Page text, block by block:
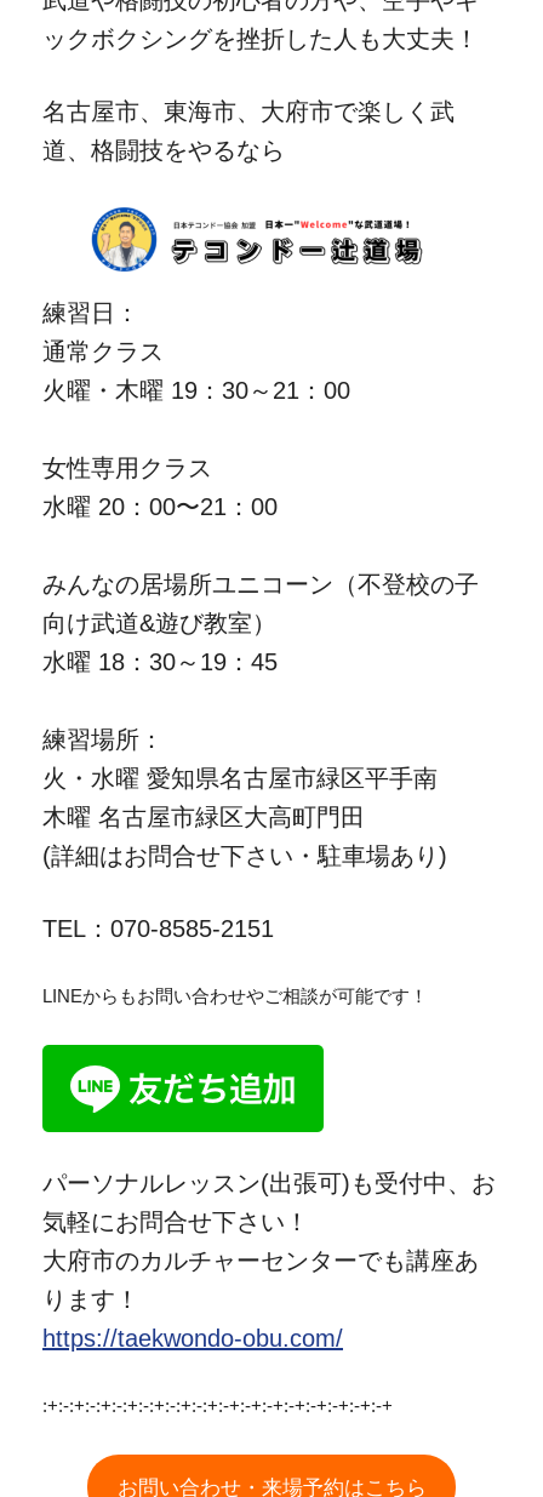
ックボクシングを挫折した人も大丈夫！
名古屋市、東海市、大府市で楽しく武
道、格闘技をやるなら
練習日：
通常クラス
火曜・木曜 19：30～21：00
女性専用クラス
水曜 20：00〜21：00
みんなの居場所ユニコーン（不登校の子
向け武道&遊び教室）
水曜 18：30～19：45
練習場所：
火・水曜 愛知県名古屋市緑区平手南
木曜 名古屋市緑区大高町門田
(詳細はお問合せ下さい・駐車場あり)
TEL：070-8585-2151
LINEからもお問い合わせやご相談が可能です！
パーソナルレッスン(出張可)も受付中、お
気軽にお問合せ下さい！
大府市のカルチャーセンターでも講座あ
ります！
https://taekwondo-obu.com/
:+:-:+:-:+:-:+:-:+:-:+:-:+:-+:-+:-+:-+:-+:-+:-+:-+
お問い合わせ・来場予約はこちら